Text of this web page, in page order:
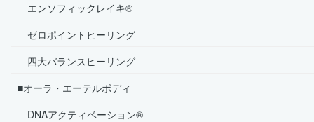
エンソフィックレイキ®
ゼロポイントヒーリング
四大バランスヒーリング
■オーラ・エーテルボディ
DNAアクティベーション®